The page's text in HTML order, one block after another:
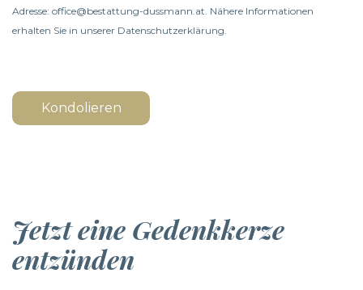
Adresse: office@bestattung-dussmann.at. Nähere Informationen
erhalten Sie in unserer Datenschutzerklärung
Kondolieren
Jetzt eine Gedenkkerze
entzünden